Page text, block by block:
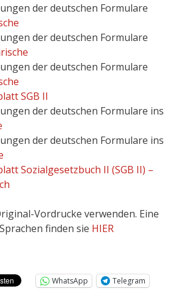
der deutschen Formulare
der deutschen Formulare
der deutschen Formulare
SGB II
der deutschen Formulare ins
der deutschen Formulare ins
Sozialgesetzbuch II (SGB II) –
Vordrucke verwenden. Eine
finden sie HIER
WhatsApp
Telegram